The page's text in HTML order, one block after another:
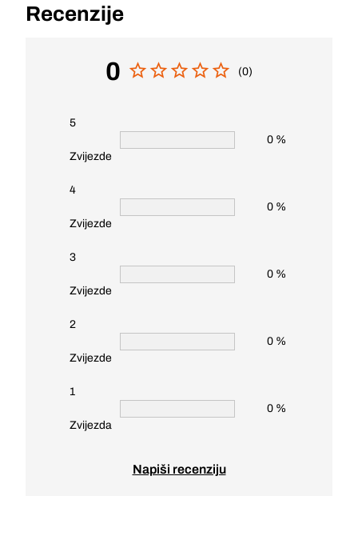
Recenzije
0 (0)
5
Zvijezde
0 %
4
Zvijezde
0 %
3
Zvijezde
0 %
2
Zvijezde
0 %
1
Zvijezda
0 %
Napiši recenziju